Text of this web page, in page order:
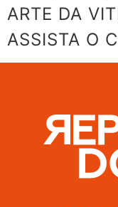
ARTE DA
ASSISTA O